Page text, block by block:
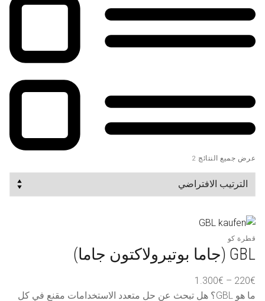
عرض جميع النتائج 2
قطرة كو
GBL (جاما بوتيرولاكتون جاما)
220€
–
1.300€
السعر:
ما هو GBL؟ هل تبحث عن حل متعدد الاستخدامات مقنع في كل